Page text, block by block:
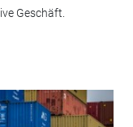
Geschäft.